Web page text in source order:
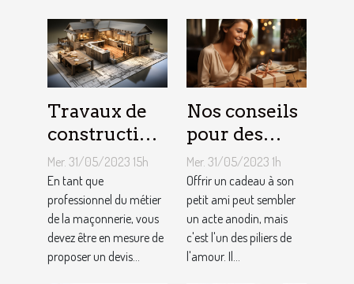
Travaux de
construction
d’une maison
: Comment
établir le
devis avec un
artisan
maçon ?
Mer. 31/05/2023 15h
En tant que
professionnel du métier
de la maçonnerie, vous
devez être en mesure de
proposer un devis...
Nos conseils
pour des
cadeaux
idéaux et
originaux
pour votre
petit ami
Mer. 31/05/2023 1h
Offrir un cadeau à son
petit ami peut sembler
un acte anodin, mais
c'est l'un des piliers de
l'amour. Il...